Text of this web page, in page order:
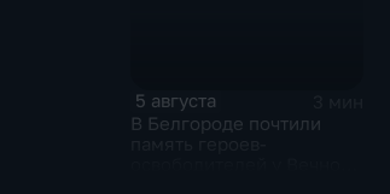
5 августа
В Белгороде почтили